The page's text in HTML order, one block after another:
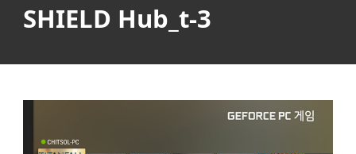
SHIELD Hub_t-3